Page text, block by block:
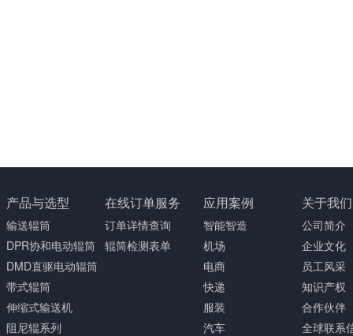
产品与选型
输送辊筒
DPR协和电动辊筒
DMD直驱电动辊筒
带式辊筒
伸缩式输送机
阻尼辊系列
在线订单服务
订单详情查询
辊筒检测表单
应用案例
智能智造
机场
电商
快递
服装
汽车
关于我们
公司简介
企业文化
员工风采
知识产权
合作伙伴
全球联系